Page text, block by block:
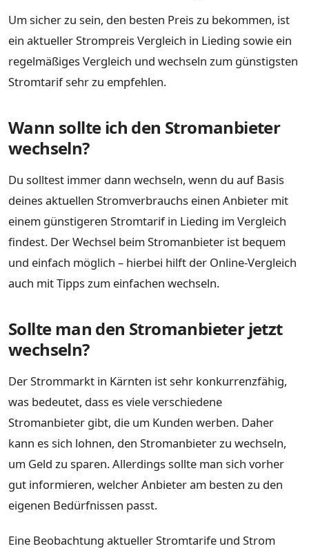
Um sicher zu sein, den besten Preis zu bekommen, ist
ein aktueller Strompreis Vergleich in Lieding sowie ein
regelmäßiges Vergleich und wechseln zum günstigsten
Stromtarif sehr zu empfehlen.
Wann sollte ich den Stromanbieter
wechseln?
Du solltest immer dann wechseln, wenn du auf Basis
deines aktuellen Stromverbrauchs einen Anbieter mit
einem günstigeren Stromtarif in Lieding im Vergleich
findest. Der Wechsel beim Stromanbieter ist bequem
und einfach möglich – hierbei hilft der Online-Vergleich
auch mit Tipps zum einfachen wechseln.
Sollte man den Stromanbieter jetzt
wechseln?
Der Strommarkt in Kärnten ist sehr konkurrenzfähig,
was bedeutet, dass es viele verschiedene
Stromanbieter gibt, die um Kunden werben. Daher
kann es sich lohnen, den Stromanbieter zu wechseln,
um Geld zu sparen. Allerdings sollte man sich vorher
gut informieren, welcher Anbieter am besten zu den
eigenen Bedürfnissen passt.
Eine Beobachtung aktueller Stromtarife und Strom